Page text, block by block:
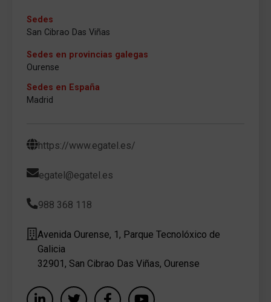
Sedes
San Cibrao Das Viñas
Sedes en provincias galegas
Ourense
Sedes en España
Madrid
https://www.egatel.es/
egatel@egatel.es
988 368 118
Avenida Ourense, 1, Parque Tecnolóxico de
Galicia
32901, San Cibrao Das Viñas, Ourense